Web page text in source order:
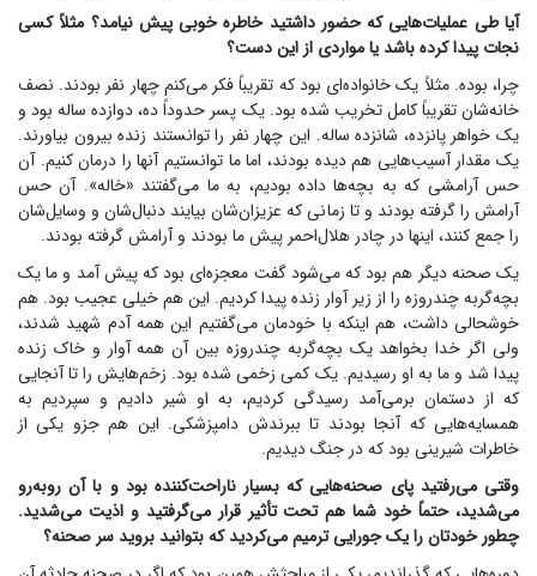
آیا طی عملیات‌هایی که حضور داشتید خاطره خوبی پیش نیامد؟ مثلاً کسی
نجات پیدا کرده باشد یا مواردی از این دست؟
چرا، بوده. مثلاً یک خانواده‌ای بود که تقریباً فکر می‌کنم چهار نفر بودند. نصف
خانه‌شان تقریباً کامل تخریب شده بود. یک پسر حدوداً ده، دوازده ساله بود و
یک خواهر پانزده، شانزده ساله. این چهار نفر را توانستند زنده بیرون بیاورند.
یک مقدار آسیب‌هایی هم دیده بودند، اما ما توانستیم آنها را درمان کنیم. آن
حس آرامشی که به بچه‌ها داده بودیم، به ما می‌گفتند «خاله». آن حس
آرامش را گرفته بودند و تا زمانی که عزیزان‌شان بیایند دنبال‌شان و وسایل‌شان
را جمع کنند، اینها در چادر هلال‌احمر پیش ما بودند و آرامش گرفته بودند.
یک صحنه دیگر هم بود که می‌شود گفت معجزه‌ای بود که پیش آمد و ما یک
بچه‌گربه چندروزه را از زیر آوار زنده پیدا کردیم. این هم خیلی عجیب بود. هم
خوشحالی داشت، هم اینکه با خودمان می‌گفتیم این همه آدم شهید شدند،
ولی اگر خدا بخواهد یک بچه‌گربه چندروزه بین آن همه آوار و خاک زنده
پیدا شد و ما به او رسیدیم. یک کمی زخمی شده بود. زخم‌هایش را تا آنجایی
که از دستمان برمی‌آمد رسیدگی کردیم، به او شیر دادیم و سپردیم به
همسایه‌هایی که آنجا بودند تا ببرندش دامپزشکی. این هم جزو یکی از
خاطرات شیرینی بود که در جنگ دیدیم.
وقتی می‌رفتید پای صحنه‌هایی که بسیار ناراحت‌کننده بود و با آن روبه‌رو
می‌شدید، حتماً خود شما هم تحت تأثیر قرار می‌گرفتید و اذیت می‌شدید.
چطور خودتان را یک جورایی ترمیم می‌کردید که بتوانید بروید سر صحنه؟